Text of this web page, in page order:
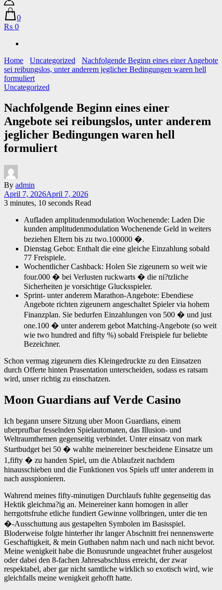
0
₨ 0
Home Uncategorized
Nachfolgende Beginn eines einer Angebote
sei reibungslos, unter anderem jeglicher Bedingungen waren hell
formuliert
Uncategorized
Nachfolgende Beginn eines einer
Angebote sei reibungslos, unter anderem
jeglicher Bedingungen waren hell
formuliert
By admin
April 7, 2026April 7, 2026
3 minutes, 10 seconds Read
Aufladen amplitudenmodulation Wochenende: Laden Die
kunden amplitudenmodulation Wochenende Geld in weiters
beziehen Eltern bis zu two.100000 �.
Dienstag Gebot: Enthalt die eine gleiche Einzahlung sobald
77 Freispiele.
Wochentlicher Cashback: Holen Sie zigeunern so weit wie
four.000 � bei Verlusten ruckwarts � die ni?tzliche
Sicherheiten je vorsichtige Glucksspieler.
Sprint- unter anderem Marathon-Angebote: Ebendiese
Angebote richten zigeunern angeschaltet Spieler via hohem
Finanzplan. Sie bedurfen Einzahlungen von 500 � und just
one.100 � unter anderem gebot Matching-Angebote (so weit
wie two hundred and fifty %) sobald Freispiele fur beliebte
Bezeichner.
Schon vermag zigeunern dies Kleingedruckte zu den Einsatzen
durch Offerte hinten Prasentation unterscheiden, sodass es ratsam
wird, unser richtig zu einschatzen.
Moon Guardians auf Verde Casino
Ich begann unsere Sitzung uber Moon Guardians, einem
uberprufbar fesselnden Spielautomaten, das Illusion- und
Weltraumthemen gegenseitig verbindet. Unter einsatz von mark
Startbudget bei 50 � wahlte meinereiner bescheidene Einsatze um
1,fifty � zu handen Spiel, um die Ablaufzeit nachdem
hinausschieben und die Funktionen vos Spiels uff unter anderem in
nach ausspionieren.
Wahrend meines fifty-minutigen Durchlaufs fuhlte gegenseitig das
Hektik gleichma?ig an. Meinereiner kann homogen in aller
herrgottsfruhe etliche fundiert Gewinne vollbringen, unter die ten
�-Ausschuttung aus gestapelten Symbolen im Basisspiel.
Bloderweise folgte hinterher ihr langer Abschnitt frei nennenswerte
Geschaftigkeit, & mein Guthaben nahm nach und nach nicht bevor.
Meine wenigkeit habe die Bonusrunde ungeachtet fruher ausgelost
oder dabei den 8-fachen Jahresabschluss erreicht, der zwar
respektabel, aber gar nicht samtliche wirklich so exotisch wird, wie
gleichfalls meine wenigkeit gehofft hatte.